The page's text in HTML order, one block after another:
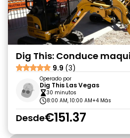
Dig This: Conduce
9.9 (3)
Operado por
Dig This Las Vegas
30 minutos
8:00 AM, 10:00 AM+4 Más
Desde€151.37